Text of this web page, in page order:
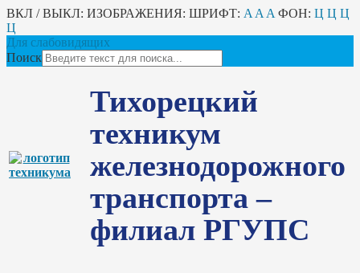
ВКЛ / ВЫКЛ: ИЗОБРАЖЕНИЯ: ШРИФТ: A A A ФОН: Ц Ц Ц
Ц
Для слабовидящих
Поиск
Тихорецкий
техникум
железнодорожного
транспорта –
филиал РГУПС